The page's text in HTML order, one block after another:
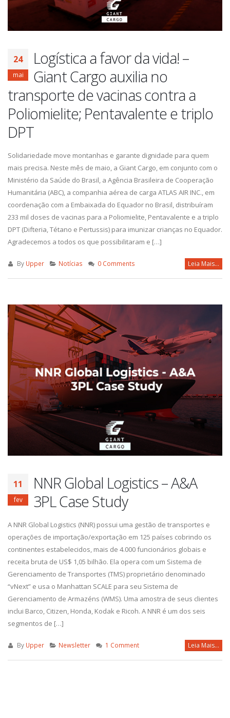
24
mai
Logística a favor da vida! –
Giant Cargo auxilia no
transporte de vacinas contra a
Poliomielite; Pentavalente e triplo
DPT
Solidariedade move montanhas e garante dignidade para quem
mais precisa. Neste mês de maio, a Giant Cargo, em conjunto com o
Ministério da Saúde do Brasil, a Agência Brasileira de Cooperação
Humanitária (ABC), a companhia aérea de carga ATLAS AIR INC., em
coordenação com a Embaixada do Equador no Brasil, distribuíram
233 mil doses de vacinas para a Poliomielite, Pentavalente e a triplo
DPT (Difteria, Tétano e Pertussis) para imunizar crianças no Equador.
Agradecemos a todos os que possibilitaram e […]
By Upper Notícias 0 Comments Leia Mais...
11
fev
NNR Global Logistics – A&A
3PL Case Study
A NNR Global Logistics (NNR) possui uma gestão de transportes e
operações de importação/exportação em 125 países cobrindo os
continentes estabelecidos, mais de 4.000 funcionários globais e
receita bruta de US$ 1,05 bilhão. Ela opera com um Sistema de
Gerenciamento de Transportes (TMS) proprietário denominado
“vNext” e usa o Manhattan SCALE para seu Sistema de
Gerenciamento de Armazéns (WMS). Uma amostra de seus clientes
inclui Barco, Citizen, Honda, Kodak e Ricoh. A NNR é um dos seis
segmentos de […]
By Upper Newsletter 1 Comment Leia Mais...